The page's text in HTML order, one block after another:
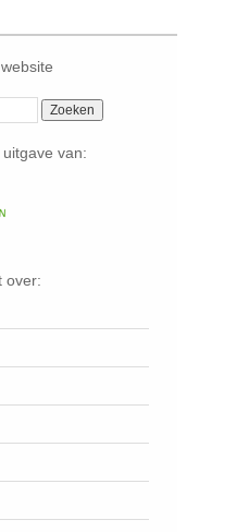
van:
over: